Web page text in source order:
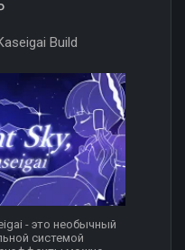
Build
- это необычный
системой